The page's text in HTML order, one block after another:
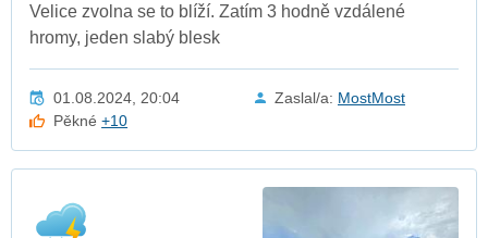
Velice zvolna se to blíží. Zatím 3 hodně vzdálené
hromy, jeden slabý blesk
01.08.2024, 20:04 Zaslal/a: MostMost
Pěkné+10